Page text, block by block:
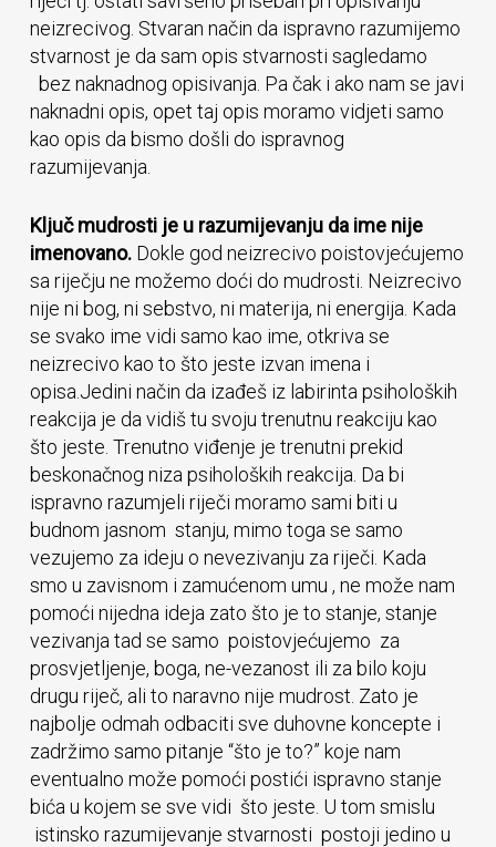
neizrecivog. Stvaran način da ispravno razumijemo
stvarnost je da sam opis stvarnosti sagledamo
bez naknadnog opisivanja. Pa čak i ako nam se javi
naknadni opis, opet taj opis moramo vidjeti samo
kao opis da bismo došli do ispravnog
razumijevanja.
Ključ mudrosti je u razumijevanju da ime nije
imenovano.Dokle god neizrecivo poistovjećujemo
sa riječju ne možemo doći do mudrosti. Neizrecivo
nije ni bog, ni sebstvo, ni materija, ni energija. Kada
se svako ime vidi samo kao ime, otkriva se
neizrecivo kao to što jeste izvan imena i
opisa.Jedini način da izađeš iz labirinta psiholoških
reakcija je da vidiš tu svoju trenutnu reakciju kao
što jeste. Trenutno viđenje je trenutni prekid
beskonačnog niza psiholoških reakcija. Da bi
ispravno razumjeli riječi moramo sami biti u
budnom jasnom stanju, mimo toga se samo
vezujemo za ideju o nevezivanju za riječi. Kada
smo u zavisnom i zamućenom umu , ne može nam
pomoći nijedna ideja zato što je to stanje, stanje
vezivanja tad se samo poistovjećujemo za
prosvjetljenje, boga, ne-vezanost ili za bilo koju
drugu riječ, ali to naravno nije mudrost. Zato je
najbolje odmah odbaciti sve duhovne koncepte i
zadržimo samo pitanje “što je to?” koje nam
eventualno može pomoći postići ispravno stanje
bića u kojem se sve vidi što jeste. U tom smislu
istinsko razumijevanje stvarnosti postoji jedino u